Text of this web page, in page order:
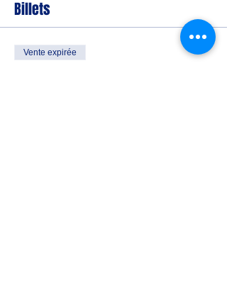
Billets
Vente expirée